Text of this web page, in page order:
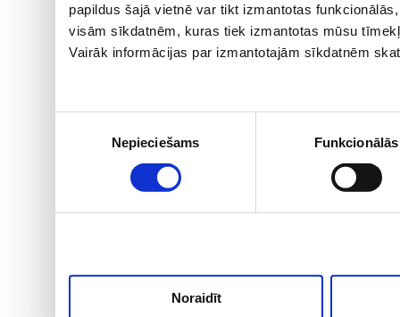
papildus šajā vietnē var tikt izmantotas
visām sīkdatnēm, kuras tiek izmantotas mūsu
Vairāk informācijas par izmantotajām sīkdatnēm
Nepieciešams Funkcionālās
Noraidīt